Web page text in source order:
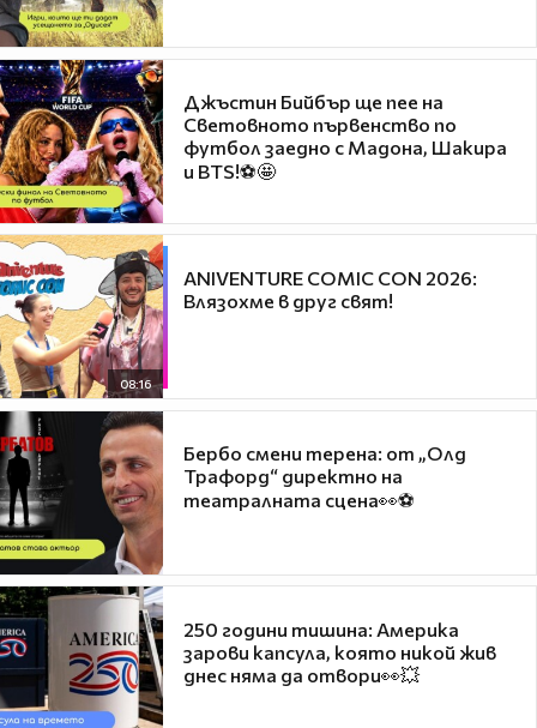
Джъстин Бийбър ще пее на
Световното първенство по
футбол заедно с Мадона, Шакира
и BTS!⚽🤩
08:16
ANIVENTURE COMIC CON 2026:
Влязохме в друг свят!
Бербо смени терена: от „Олд
Трафорд“ директно на
театралната сцена👀⚽
250 години тишина: Америка
зарови капсула, която никой жив
днес няма да отвори👀💥